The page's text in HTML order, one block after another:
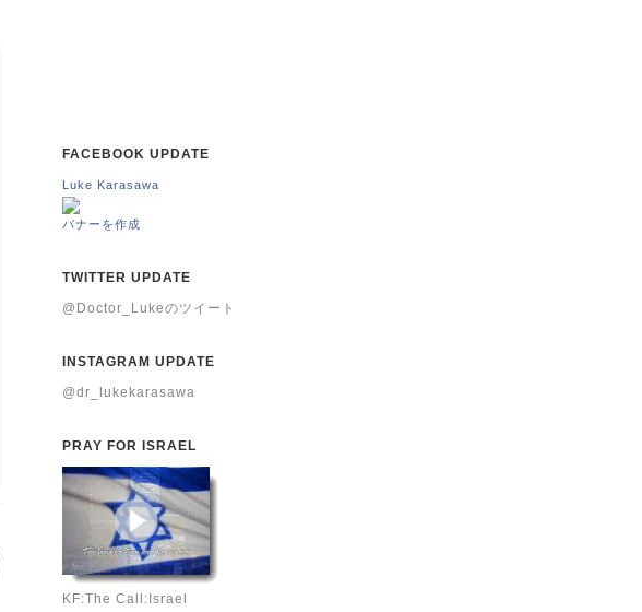
FACEBOOK UPDATE
Luke Karasawa
バナーを作成
TWITTER UPDATE
@Doctor_Lukeのツイート
INSTAGRAM UPDATE
@dr_lukekarasawa
PRAY FOR ISRAEL
KF:The Call:Israel